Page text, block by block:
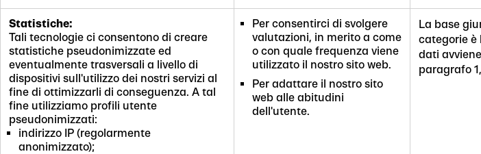
Statistiche:
Tali tecnologie ci consentono di creare
statistiche pseudonimizzate ed
eventualmente trasversali a livello di
dispositivi sull'utilizzo dei nostri servizi al
fine di ottimizzarli di conseguenza. A tal
fine utilizziamo profili utente
pseudonimizzati:
indirizzo IP (regolarmente
anonimizzato);
Per consentirci di svolgere
valutazioni, in merito a come
o con quale frequenza viene
utilizzato il nostro sito web.
Per adattare il nostro sito
web alle abitudini
dell'utente.
La base
categorie è
dati
paragrafo